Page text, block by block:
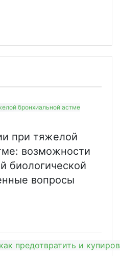
при тяжелой
возможности
биологической
вопросы